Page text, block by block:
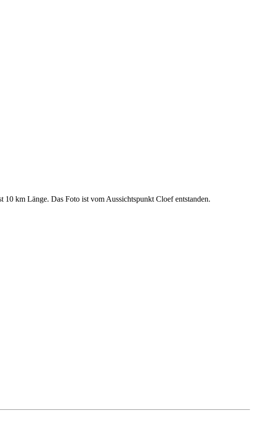
km Länge. Das Foto ist vom Aussichtspunkt Cloef entstanden.